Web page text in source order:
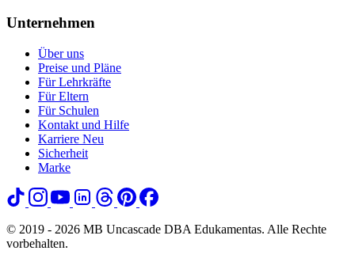
Unternehmen
Über uns
Preise und Pläne
Für Lehrkräfte
Für Eltern
Für Schulen
Kontakt und Hilfe
Karriere Neu
Sicherheit
Marke
© 2019 - 2026 MB Uncascade DBA Edukamentas. Alle Rechte
vorbehalten.